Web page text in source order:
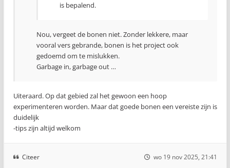
is bepalend.
Nou, vergeet de bonen niet. Zonder lekkere, maar
vooral vers gebrande, bonen is het project ook
gedoemd om te mislukken.
Garbage in, garbage out …
Uiteraard. Op dat gebied zal het gewoon een hoop
experimenteren worden. Maar dat goede bonen een vereiste zijn is
duidelijk
-tips zijn altijd welkom
Citeer wo 19 nov 2025, 21:41